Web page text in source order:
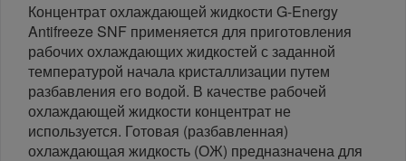
Концентрат охлаждающей жидкости G-Energy
Antifreeze SNF применяется для приготовления
рабочих охлаждающих жидкостей с заданной
температурой начала кристаллизации путем
разбавления его водой. В качестве рабочей
охлаждающей жидкости концентрат не
используется. Готовая (разбавленная)
охлаждающая жидкость (ОЖ) предназначена для